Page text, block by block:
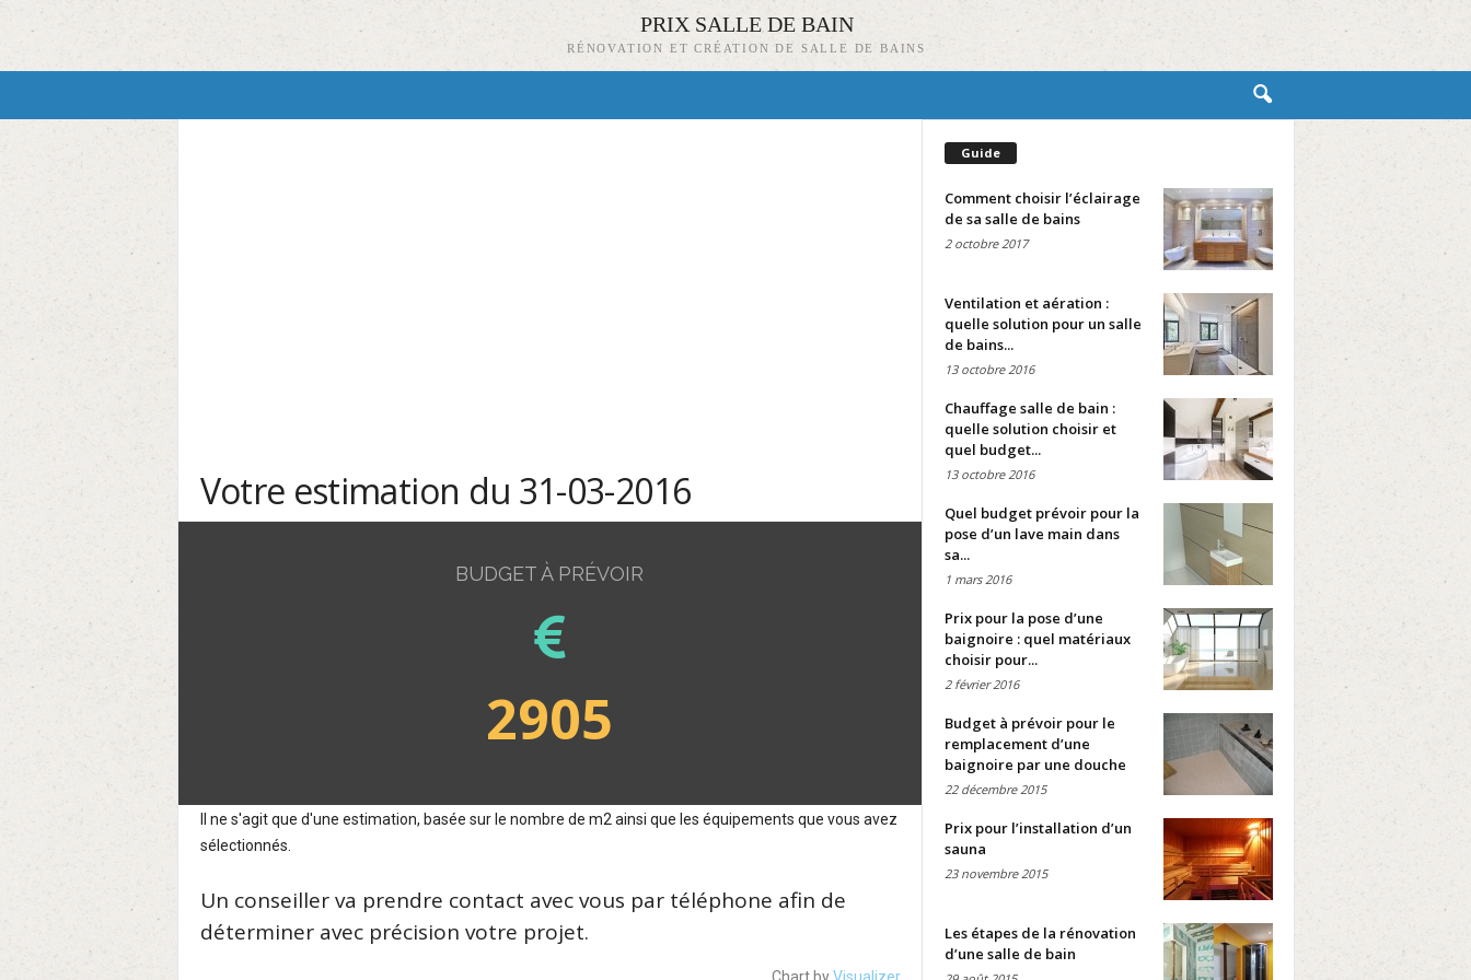
PRIX SALLE DE BAIN
RÉNOVATION ET CRÉATION DE SALLE DE BAINS
Votre estimation du 31-03-2016
BUDGET À PRÉVOIR
2905
Il ne s'agit que d'une estimation, basée sur le nombre de m2 ainsi que les équipements que vous avez
sélectionnés.
Un conseiller va prendre contact avec vous par téléphone afin de
déterminer avec précision votre projet.
Chart byVisualizer
Guide
Comment choisir l’éclairage
de sa salle de bains
2 octobre 2017
Ventilation et aération :
quelle solution pour un salle
de bains...
13 octobre 2016
Chauffage salle de bain :
quelle solution choisir et
quel budget...
13 octobre 2016
Quel budget prévoir pour la
pose d’un lave main dans
sa...
1 mars 2016
Prix pour la pose d’une
baignoire : quel matériaux
choisir pour...
2 février 2016
Budget à prévoir pour le
remplacement d’une
baignoire par une douche
22 décembre 2015
Prix pour l’installation d’un
sauna
23 novembre 2015
Les étapes de la rénovation
d’une salle de bain